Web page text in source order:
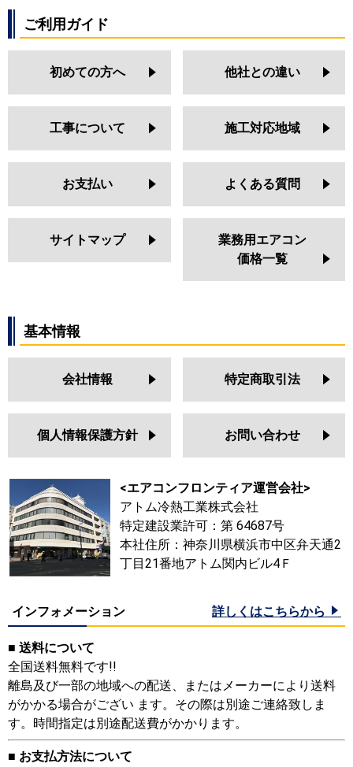
ご利用ガイド
初めての方へ 他社との違い
工事について 施工対応地域
お支払い よくある質問
サイトマップ
業務用エアコン
価格一覧
基本情報
会社情報 特定商取引法
個人情報保護方針 お問い合わせ
<エアコンフロンティア運営会社>
アトム冷熱工業株式会社
特定建設業許可：第 64687号
本社住所：神奈川県横浜市中区弁天通2
丁目21番地アトム関内ビル4Ｆ
インフォメーション 詳しくはこちらから
■ 送料について
全国送料無料です!!
離島及び一部の地域への配送、またはメーカーにより送料
がかかる場合がござい ます。その際は別途ご連絡致しま
す。時間指定は別途配送費がかかります。
■ お支払方法について